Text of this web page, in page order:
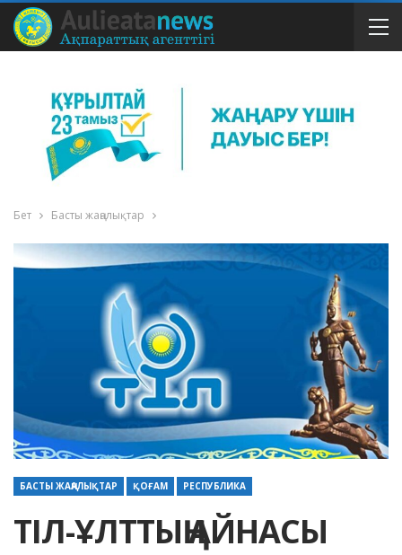
Бет Басты жаңалықтар
БАСТЫ ЖАҢАЛЫҚТАР ҚОҒАМ РЕСПУБЛИКА
ТІЛ-ҰЛТТЫҢ АЙНАСЫ